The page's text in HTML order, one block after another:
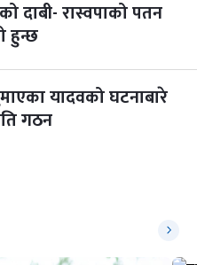
दाबी- रास्वपाको पतन
हुन्छ
यादवको घटनाबारे
गठन